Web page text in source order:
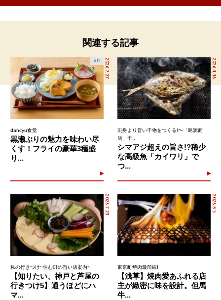
関連する記事
2026.7.27
AD
dancyu食堂
黒瀬ぶりの魅力を味わい尽
くす！フライの豪華3種盛
り...
2026.4.16
刺身より旨い干物をつくる!〜「島源商
店」干..
シマアジ超えの旨さ!?稀少
な高級魚「カイワリ」で
つ...
2026.7.23
私の行きつけ~住む町の旨い店案内~
【知りたい、神戸と芦屋の
行きつけ5】通うほどにハ
マ...
2026.8.5
東京町焼肉最前線!
【浅草】焼肉愛あふれる店
主が緻密に味を設計。但馬
牛...